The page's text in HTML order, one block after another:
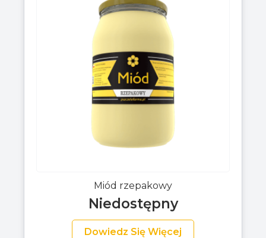
Miód rzepakowy
Niedostępny
Dowiedz Się Więcej